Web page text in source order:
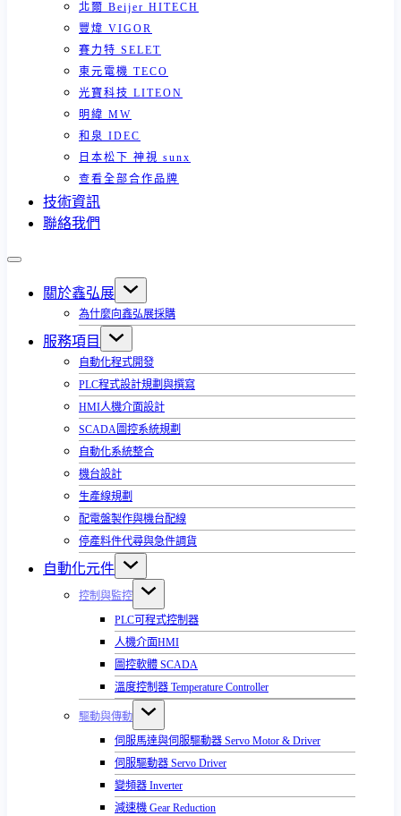
北爾 Beijer HITECH
豐煒 VIGOR
賽力特 SELET
東元電機 TECO
光寶科技 LITEON
明緯 MW
和泉 IDEC
日本松下 神視 sunx
查看全部合作品牌
技術資訊
聯絡我們
關於鑫弘展
為什麼向鑫弘展採購
服務項目
自動化程式開發
PLC程式設計規劃與撰寫
HMI人機介面設計
SCADA圖控系統規劃
自動化系統整合
機台設計
生產線規劃
配電盤製作與機台配線
停產料件代尋與急件調貨
自動化元件
控制與監控
PLC可程式控制器
人機介面HMI
圖控軟體 SCADA
溫度控制器 Temperature Controller
驅動與傳動
伺服馬達與伺服驅動器 Servo Motor & Driver
伺服驅動器 Servo Driver
變頻器 Inverter
減速機 Gear Reduction